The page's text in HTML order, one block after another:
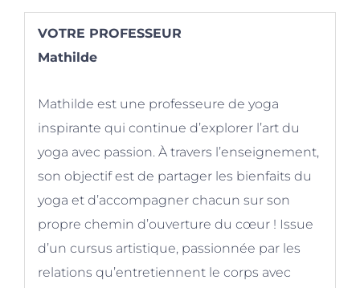
VOTRE PROFESSEUR
Mathilde
Mathilde est une professeure de yoga
inspirante qui continue d’explorer l’art du
yoga avec passion. À travers l’enseignement,
son objectif est de partager les bienfaits du
yoga et d’accompagner chacun sur son
propre chemin d’ouverture du cœur ! Issue
d’un cursus artistique, passionnée par les
relations qu’entretiennent le corps avec